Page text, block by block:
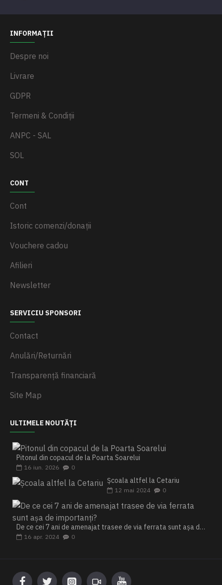
INFORMAȚII
Despre noi
Livrare
GDPR
Termeni & Condiții
ANPC - SAL
SOL
CONT
Cont
Istoric comenzi/donații
Vouchere cadou
Afilieri
Newsletter
SERVICIU SPONSORI
Contact
Anulări/Returnări
Transparență financiară
Site Map
ULTIMELE NOUTĂȚI
Pitonul din copacul de la Poarta Soarelui
16 iun. 2026 0
Școala altfel la Cetariu
12 mai 2024 0
De ce cei 7 ani de amenajat trasee de via ferrata sunt așa de importanți?
16 apr. 2024 0